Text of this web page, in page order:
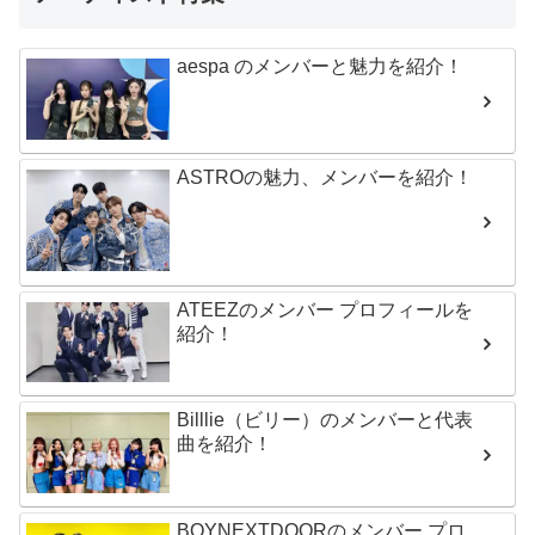
aespa のメンバーと魅力を紹介！
ASTROの魅力、メンバーを紹介！
ATEEZのメンバー プロフィールを
紹介！
Billlie（ビリー）のメンバーと代表
曲を紹介！